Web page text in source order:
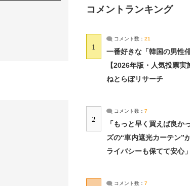
コメントランキング
1
コメント数： 21
一番好きな「韓国の男性
【2026年版・人気投票実
ねとらぼリサーチ
2
コメント数： 7
「もっと早く買えば良
ズの“車内遮光カーテン
ライバシーも保てて安心
コメント数： 7